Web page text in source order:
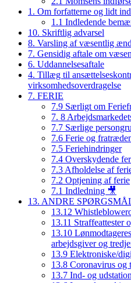
1. Om forfatterne og lidt
1.1 Indledende
10. Skriftlig advarsel
8. Varsling af væsentlig
7. Gensidig aftale om
6. Uddannelsesaftale
4. Tillæg til
virksomhedsoverdragelse
7. FERIE
7.9 Særligt om
7. 8
7.7 Særlige
7.6 Ferie og
7.5 Feriehindringer
7.4 Overskydende
7.3 Afholdelse af
7.2 Optjening af ferie
7.1 Indledning 🎥
13. ANDRE
13.12
13.11 Straffeattester
13.10
arbejdsgiver og
13.9 Elektroniske/
13.8 Coronavirus og
13.7 Ind- og